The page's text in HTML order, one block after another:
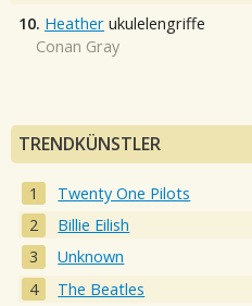
10. Heather ukulelengriffe
Conan Gray
TRENDKÜNSTLER
Twenty One Pilots
Billie Eilish
Unknown
The Beatles